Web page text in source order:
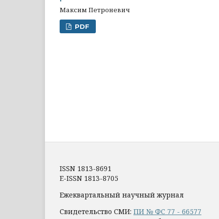
Максим Петроневич
PDF
ISSN 1813-8691
E-ISSN 1813-8705
Ежеквартальный научный журнал
Свидетельство СМИ: ПИ № ФС 77 - 66577